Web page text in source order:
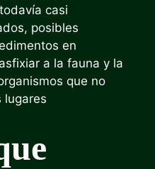
casi
posibles
en
a la fauna y la
que no
lugares